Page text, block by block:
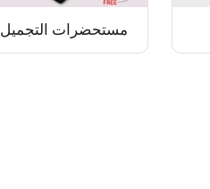
مستحضرات التجميل